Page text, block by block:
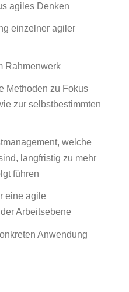
agiles Denken
einzelner agiler
Rahmenwerk
Methoden zu Fokus
zur selbstbestimmten
welche
langfristig zu mehr
führen
eine agile
Arbeitsebene
Anwendung